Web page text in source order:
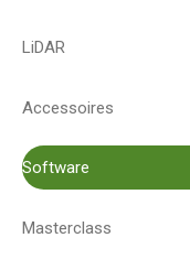
LiDAR
Accessoires
Software
Masterclass